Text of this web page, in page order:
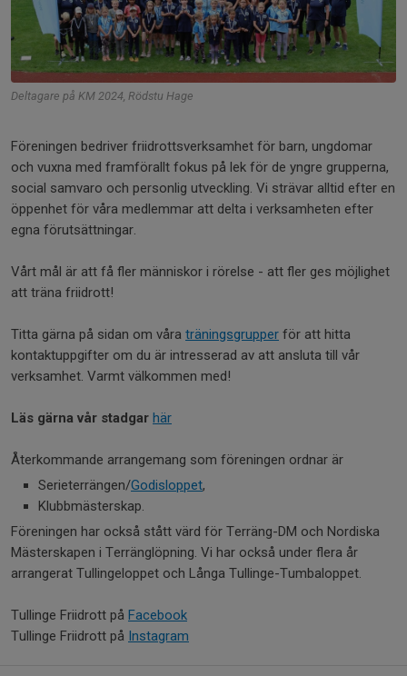
Deltagare på KM 2024, Rödstu Hage
Föreningen bedriver friidrottsverksamhet för barn, ungdomar
och vuxna med framförallt fokus på lek för de yngre grupperna,
social samvaro och personlig utveckling. Vi strävar alltid efter en
öppenhet för våra medlemmar att delta i verksamheten efter
egna förutsättningar.
Vårt mål är att få fler människor i rörelse - att fler ges möjlighet
att träna friidrott!
Titta gärna på sidan om våra träningsgrupper för att hitta
kontaktuppgifter om du är intresserad av att ansluta till vår
verksamhet. Varmt välkommen med!
Läs gärna vår stadgar här
Återkommande arrangemang som föreningen ordnar är
Serieterrängen/Godisloppet,
Klubbmästerskap.
Föreningen har också stått värd för Terräng-DM och Nordiska
Mästerskapen i Terränglöpning. Vi har också under flera år
arrangerat Tullingeloppet och Långa Tullinge-Tumbaloppet.
Tullinge Friidrott på Facebook
Tullinge Friidrott på Instagram